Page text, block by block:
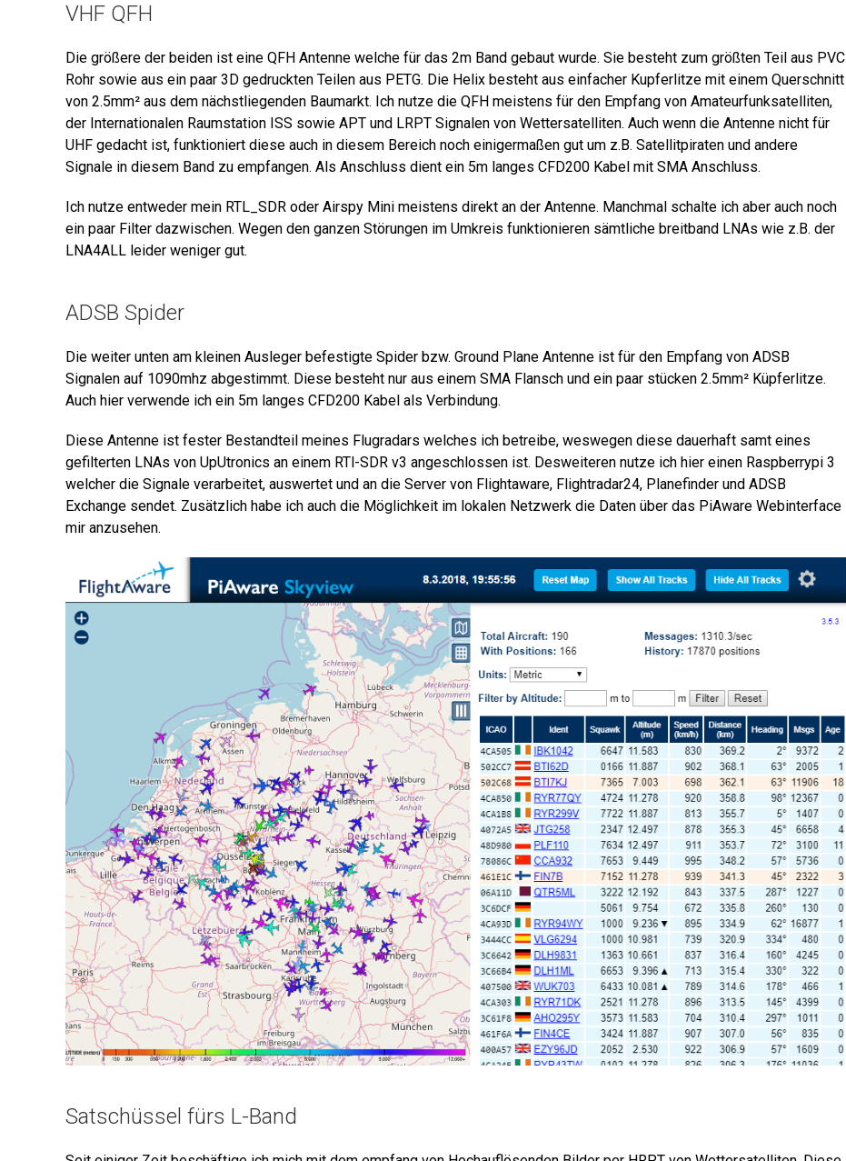
VHF QFH
Die größere der beiden ist eine QFH Antenne welche für das 2m Band gebaut wurde. Sie besteht zum größten Teil aus PVC
Rohr sowie aus ein paar 3D gedruckten Teilen aus PETG. Die Helix besteht aus einfacher Kupferlitze mit einem Querschnitt
von 2.5mm² aus dem nächstliegenden Baumarkt. Ich nutze die QFH meistens für den Empfang von Amateurfunksatelliten,
der Internationalen Raumstation ISS sowie APT und LRPT Signalen von Wettersatelliten. Auch wenn die Antenne nicht für
UHF gedacht ist, funktioniert diese auch in diesem Bereich noch einigermaßen gut um z.B. Satellitpiraten und andere
Signale in diesem Band zu empfangen. Als Anschluss dient ein 5m langes CFD200 Kabel mit SMA Anschluss.
Ich nutze entweder mein RTL_SDR oder Airspy Mini meistens direkt an der Antenne. Manchmal schalte ich aber auch noch
ein paar Filter dazwischen. Wegen den ganzen Störungen im Umkreis funktionieren sämtliche breitband LNAs wie z.B. der
LNA4ALL leider weniger gut.
ADSB Spider
Die weiter unten am kleinen Ausleger befestigte Spider bzw. Ground Plane Antenne ist für den Empfang von ADSB
Signalen auf 1090mhz abgestimmt. Diese besteht nur aus einem SMA Flansch und ein paar stücken 2.5mm² Küpferlitze.
Auch hier verwende ich ein 5m langes CFD200 Kabel als Verbindung.
Diese Antenne ist fester Bestandteil meines Flugradars welches ich betreibe, weswegen diese dauerhaft samt eines
gefilterten LNAs von UpUtronics an einem RTl-SDR v3 angeschlossen ist. Desweiteren nutze ich hier einen Raspberrypi 3
welcher die Signale verarbeitet, auswertet und an die Server von Flightaware, Flightradar24, Planefinder und ADSB
Exchange sendet. Zusätzlich habe ich auch die Möglichkeit im lokalen Netzwerk die Daten über das PiAware Webinterface
mir anzusehen.
Satschüssel fürs L-Band